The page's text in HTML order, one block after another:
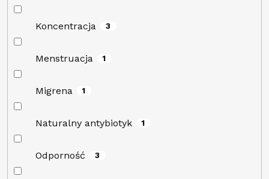
Koncentracja 3
Menstruacja 1
Migrena 1
Naturalny antybiotyk 1
Odporność 3